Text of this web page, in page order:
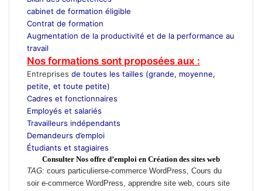
cabinet de formation éligible
Contrat de formation
Augmentation de la productivité et de la performance au
travail
Nos formations sont proposées aux :
Entreprises de toutes les tailles (grande, moyenne,
petite, et toute petite)
Cadres et fonctionnaires
Employés et salariés
Travailleurs indépendants
Demandeurs d’emploi
Étudiants et stagiaires
Consulter Nos offre d’emploi en Création des sites web
TAG: cours particulierse-commerce WordPress, Cours du
soir e-commerce WordPress, apprendre site web, cours site